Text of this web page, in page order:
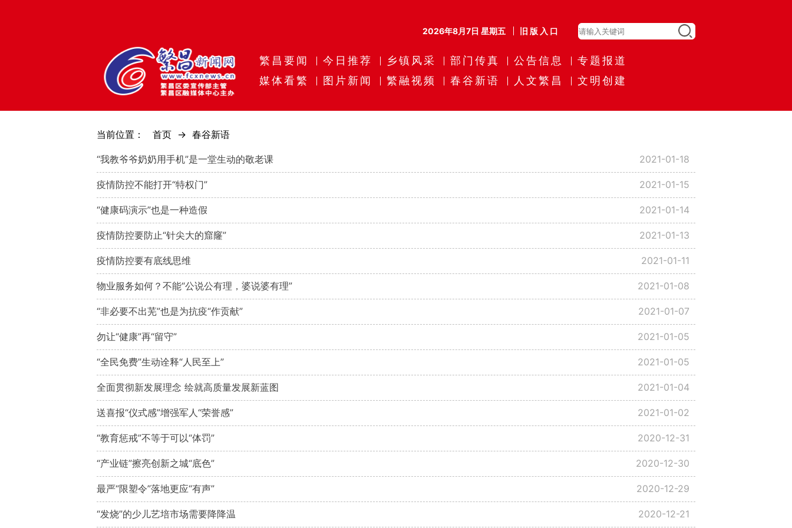
2026年8月7日 星期五 旧版入口
繁昌要闻 今日推荐 乡镇风采 部门传真 公告信息
专题报道
媒体看繁
图片新闻 繁融视频 春谷新语 人文繁昌 文明创建
当前位置： 首页 -> 春谷新语
“我教爷爷奶奶用手机”是一堂生动的敬老课 2021-01-18
疫情防控不能打开“特权门” 2021-01-15
“健康码演示”也是一种造假 2021-01-14
疫情防控要防止“针尖大的窟窿” 2021-01-13
疫情防控要有底线思维 2021-01-11
物业服务如何？不能“公说公有理，婆说婆有理” 2021-01-08
“非必要不出芜”也是为抗疫“作贡献” 2021-01-07
勿让“健康”再“留守” 2021-01-05
“全民免费”生动诠释“人民至上” 2021-01-05
全面贯彻新发展理念 绘就高质量发展新蓝图 2021-01-04
送喜报“仪式感”增强军人“荣誉感” 2021-01-02
“教育惩戒”不等于可以“体罚” 2020-12-31
“产业链”擦亮创新之城“底色” 2020-12-30
最严“限塑令”落地更应“有声” 2020-12-29
“发烧”的少儿艺培市场需要降降温 2020-12-21